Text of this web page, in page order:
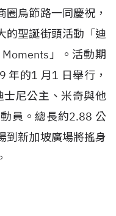
烏節路一同慶祝，
的聖誕街頭活動「迪
」。活動期
的1 月1 日舉行，
尼公主、米奇與他
員。總長約2.88 公
到新加坡廣場將搖身